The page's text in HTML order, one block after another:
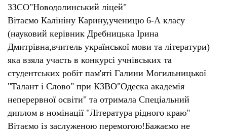
ЗЗСО"Новодолинський ліцей"
Вітаємо Калініну Карину,ученицю 6-А класу
(науковий керівник Дребницька Ірина
Дмитрівна,вчитель української мови та літератури)
яка взяла участь в конкурсі учнівських та
студентських робіт пам'яті Галини Могильницької
"Талант і Слово" при КЗВО"Одеска академія
неперервної освіти" та отримала Спеціальний
диплом в номінації "Література рідного краю"
Вітаємо із заслуженою перемогою!Бажаємо не